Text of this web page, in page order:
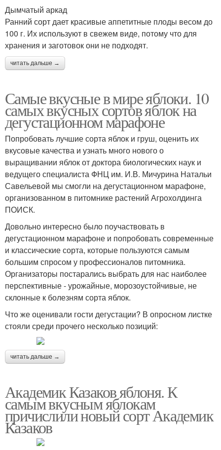
Дымчатый аркад
Ранний сорт дает красивые аппетитные плоды весом до
100 г. Их используют в свежем виде, потому что для
хранения и заготовок они не подходят.
читать дальше →
Самые вкусные в мире яблоки. 10
самых вкусных сортов яблок на
дегустационном марафоне
Попробовать лучшие сорта яблок и груш, оценить их
вкусовые качества и узнать много нового о
выращивании яблок от доктора биологических наук и
ведущего специалиста ФНЦ им. И.В. Мичурина Натальи
Савельевой мы смогли на дегустационном марафоне,
организованном в питомнике растений Агрохолдинга
ПОИСК.
Довольно интересно было поучаствовать в
дегустационном марафоне и попробовать современные
и классические сорта, которые пользуются самым
большим спросом у профессионалов питомника.
Организаторы постарались выбрать для нас наиболее
перспективные - урожайные, морозоустойчивые, не
склонные к болезням сорта яблок.
Что же оценивали гости дегустации? В опросном листке
стояли среди прочего несколько позиций:
читать дальше →
Академик Казаков яблоня. К
самым вкусным яблокам
причислили новый сорт Академик
Казаков